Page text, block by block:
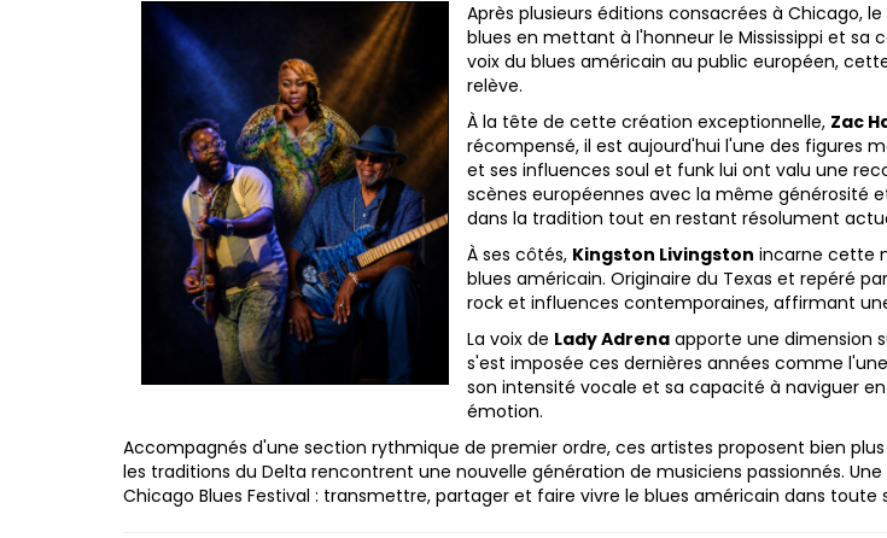
Après plusieurs éditions consacrées à Chicago, le
blues en mettant à l'honneur le Mississippi et sa
voix du blues américain au public européen,
relève.
À la tête de cette création exceptionnelle, Zac
récompensé, il est aujourd'hui l'une des figures
et ses influences soul et funk lui ont valu une
scènes européennes avec la même générosité
dans la tradition tout en restant résolument
À ses côtés, Kingston Livingston incarne cette
blues américain. Originaire du Texas et repéré
rock et influences contemporaines, affirmant
La voix de Lady Adrena apporte une dimension
s'est imposée ces dernières années comme
son intensité vocale et sa capacité à naviguer
émotion.
Accompagnés d'une section rythmique de premier ordre, ces artistes proposent bien
les traditions du Delta rencontrent une nouvelle génération de musiciens passionnés.
Chicago Blues Festival : transmettre, partager et faire vivre le blues américain dans toute